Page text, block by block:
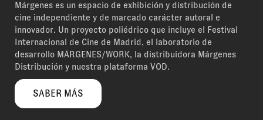
Márgenes es un espacio de exhibición y distribución de
cine independiente y de marcado carácter autoral e
innovador. Un proyecto poliédrico que incluye el Festival
Internacional de Cine de Madrid, el laboratorio de
desarrollo MÁRGENES/WORK, la distribuidora Márgenes
Distribución y nuestra plataforma VOD.
SABER MÁS